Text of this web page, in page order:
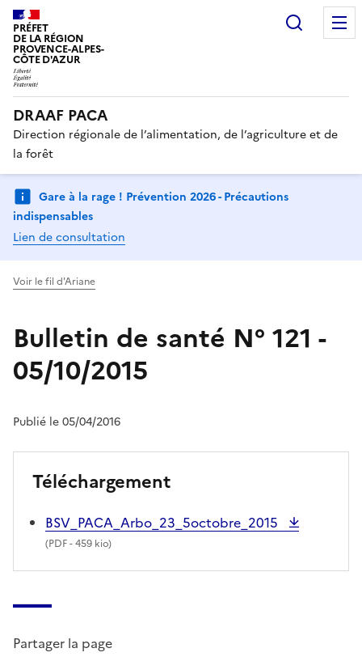
PRÉFET
DE LA RÉGION
PROVENCE-ALPES-
CÔTE D'AZUR
DRAAF PACA
Direction régionale de l’alimentation, de l’agriculture et de
la forêt
Gare à la rage ! Prévention 2026 - Précautions
indispensables
Lien de consultation
Voir le fil d'Ariane
Bulletin de santé N° 121 -
05/10/2015
Publié le 05/04/2016
Téléchargement
BSV_PACA_Arbo_23_5octobre_2015
(PDF- 459 kio)
Partager la page